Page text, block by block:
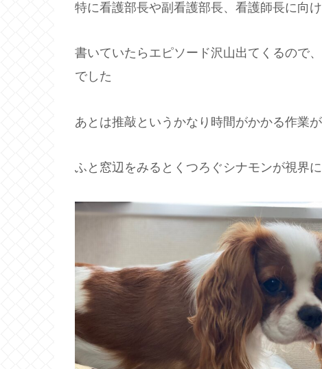
特に看護部長や副看護部長、看護師長に向
書いていたらエピソード沢山出てくるので
でした
あとは推敲というかなり時間がかかる作業
ふと窓辺をみるとくつろぐシナモンが視界